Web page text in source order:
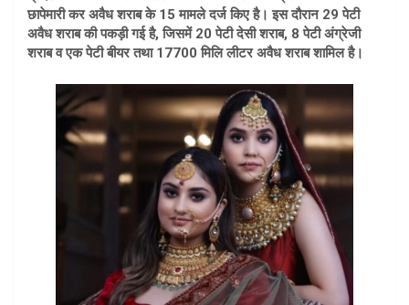
छापेमारी कर अवैध शराब के 15 मामले दर्ज किए है। इस दौरान 29 पेटी
अवैध शराब की पकड़ी गई है, जिसमें 20 पेटी देसी शराब, 8 पेटी अंग्रेजी
शराब व एक पेटी बीयर तथा 17700 मिलि लीटर अवैध शराब शामिल है।